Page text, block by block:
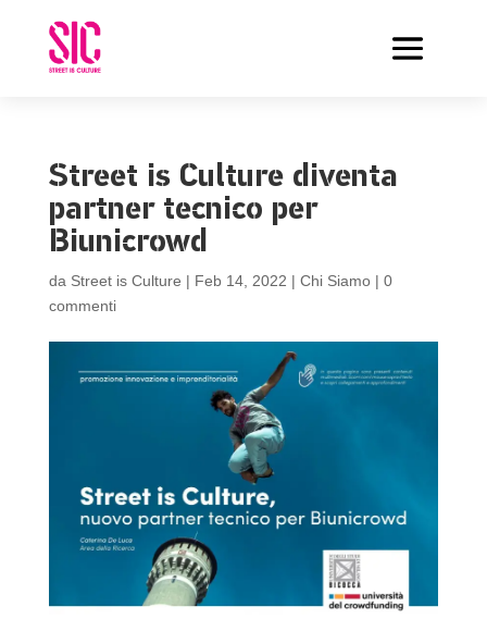
Street is Culture diventa
partner tecnico per
Biunicrowd
da Street is Culture | Feb 14, 2022 | Chi Siamo| 0
commenti